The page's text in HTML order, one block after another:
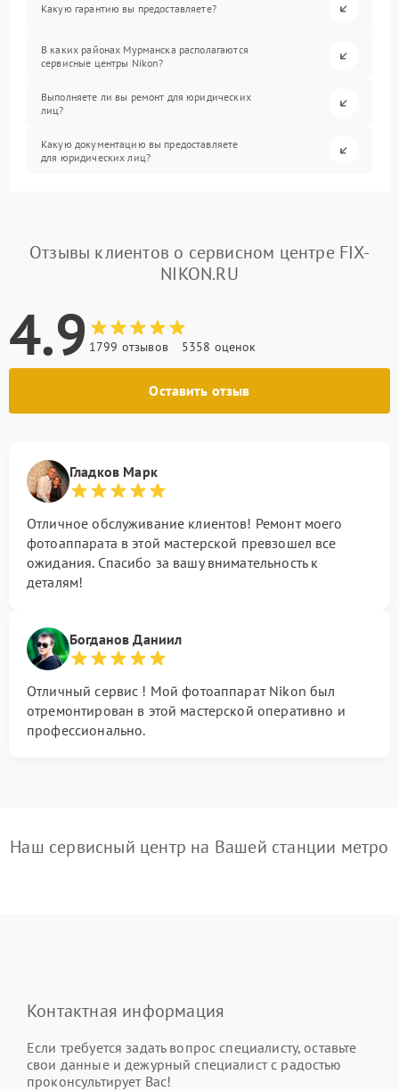
Какую гарантию вы предоставляете?
В каких районах Мурманска располагаются
сервисные центры Nikon?
Выполняете ли вы ремонт для юридических
лиц?
Какую документацию вы предоставляете
для юридических лиц?
Отзывы клиентов о сервисном центре FIX-
NIKON.RU
4.9 1799 отзывов 5358 оценок
Оставить отзыв
Гладков Марк
Отличное обслуживание клиентов! Ремонт моего
фотоаппарата в этой мастерской превзошел все
ожидания. Спасибо за вашу внимательность к
деталям!
Богданов Даниил
Отличный сервис ! Мой фотоаппарат Nikon был
отремонтирован в этой мастерской оперативно и
профессионально.
Наш сервисный центр на Вашей станции метро
Контактная информация
Если требуется задать вопрос специалисту, оставьте
свои данные и дежурный специалист с радостью
проконсультирует Вас!